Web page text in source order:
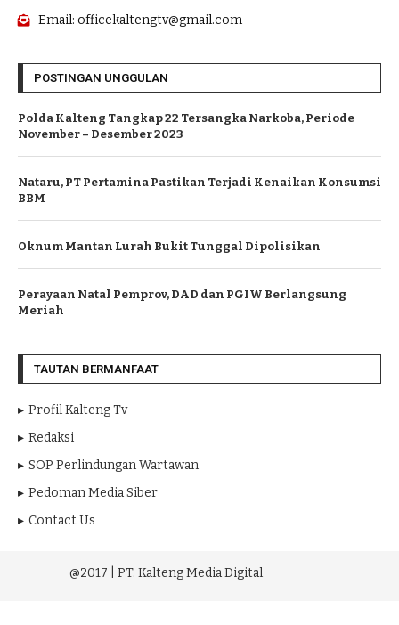
Email: officekaltengtv@gmail.com
POSTINGAN UNGGULAN
Polda Kalteng Tangkap 22 Tersangka Narkoba, Periode
November – Desember 2023
Nataru, PT Pertamina Pastikan Terjadi Kenaikan Konsumsi
BBM
Oknum Mantan Lurah Bukit Tunggal Dipolisikan
Perayaan Natal Pemprov, DAD dan PGIW Berlangsung
Meriah
TAUTAN BERMANFAAT
Profil Kalteng Tv
Redaksi
SOP Perlindungan Wartawan
Pedoman Media Siber
Contact Us
@2017 | PT. Kalteng Media Digital